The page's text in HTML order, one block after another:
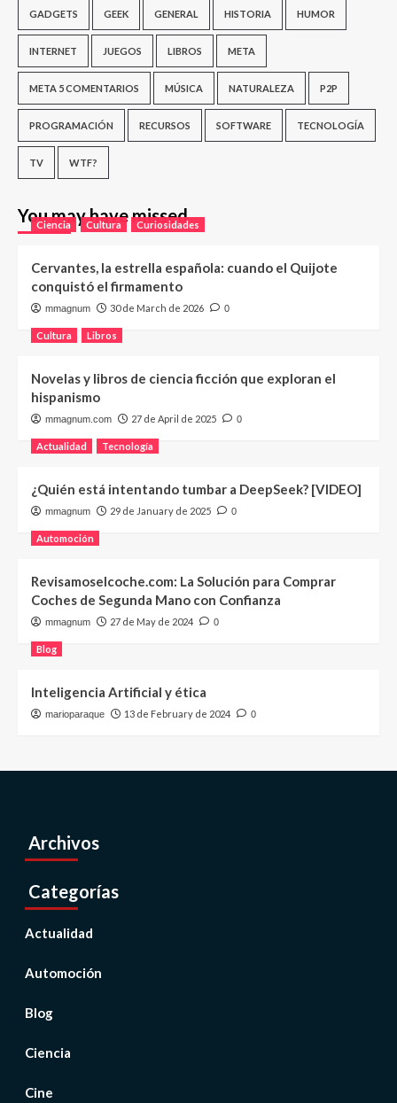
GADGETS GEEK GENERAL HISTORIA HUMOR
INTERNET JUEGOS LIBROS META
META 5 COMENTARIOS MÚSICA NATURALEZA P2P
PROGRAMACIÓN RECURSOS SOFTWARE TECNOLOGÍA
TV WTF?
You may have missed
Ciencia Cultura Curiosidades
Cervantes, la estrella española: cuando el Quijote
conquistó el firmamento
mmagnum 30 de March de 2026 0
Cultura Libros
Novelas y libros de ciencia ficción que exploran el
hispanismo
mmagnum.com 27 de April de 2025 0
Actualidad Tecnología
¿Quién está intentando tumbar a DeepSeek? [VIDEO]
mmagnum 29 de January de 2025 0
Automoción
Revisamoselcoche.com: La Solución para Comprar
Coches de Segunda Mano con Confianza
mmagnum 27 de May de 2024 0
Blog
Inteligencia Artificial y ética
marioparaque 13 de February de 2024 0
Archivos
Categorías
Actualidad
Automoción
Blog
Ciencia
Cine